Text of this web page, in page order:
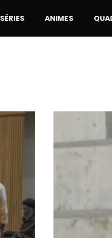
SÉRIES ANIMES